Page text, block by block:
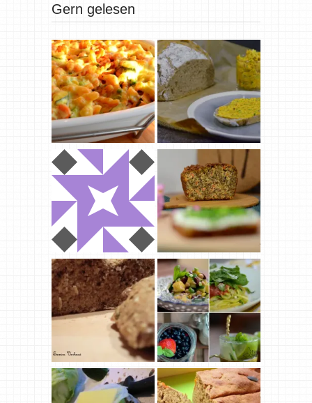
Gern gelesen